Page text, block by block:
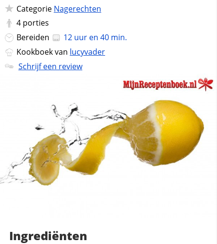
Categorie Nagerechten
4 porties
Bereiden
12 uur en 40 min.
Kookboek van lucyvader
Schrijf een review
Ingrediënten